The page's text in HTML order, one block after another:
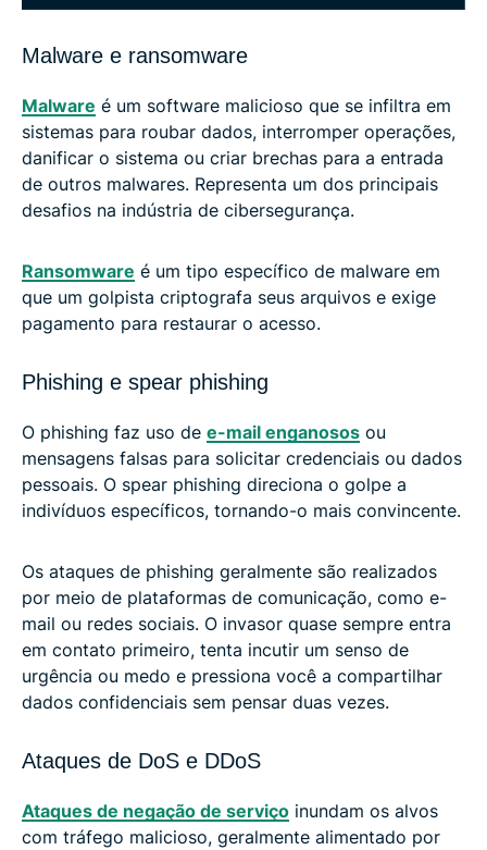
Malware e ransomware
Malware é um software malicioso que se infiltra em
sistemas para roubar dados, interromper operações,
danificar o sistema ou criar brechas para a entrada
de outros malwares. Representa um dos principais
desafios na indústria de cibersegurança.
Ransomware é um tipo específico de malware em
que um golpista criptografa seus arquivos e exige
pagamento para restaurar o acesso.
Phishing e spear phishing
O phishing faz uso de e-mail enganosos ou
mensagens falsas para solicitar credenciais ou dados
pessoais. O spear phishing direciona o golpe a
indivíduos específicos, tornando-o mais convincente.
Os ataques de phishing geralmente são realizados
por meio de plataformas de comunicação, como e-
mail ou redes sociais. O invasor quase sempre entra
em contato primeiro, tenta incutir um senso de
urgência ou medo e pressiona você a compartilhar
dados confidenciais sem pensar duas vezes.
Ataques de DoS e DDoS
Ataques de negação de serviço inundam os alvos
com tráfego malicioso, geralmente alimentado por